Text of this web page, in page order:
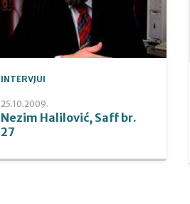
INTERVJUI
25.10.2009.
Nezim Halilović, Saff br.
27